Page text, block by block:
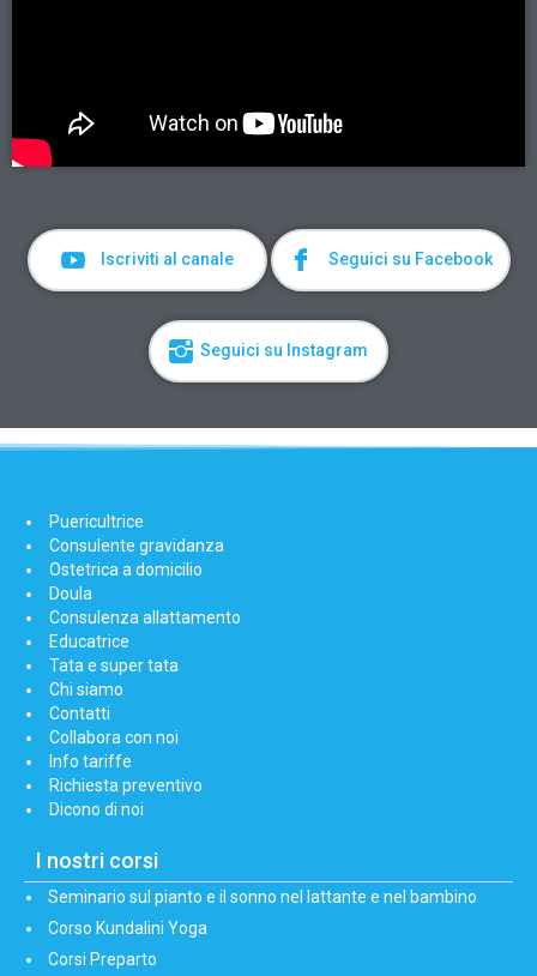
Iscriviti al canale Seguici su Facebook
Seguici su Instagram
Puericultrice
Consulente gravidanza
Ostetrica a domicilio
Doula
Consulenza allattamento
Educatrice
Tata e super tata
Chi siamo
Contatti
Collabora con noi
Info tariffe
Richiesta preventivo
Dicono di noi
I nostri corsi
Seminario sul pianto e il sonno nel lattante e nel bambino
Corso Kundalini Yoga
Corsi Preparto